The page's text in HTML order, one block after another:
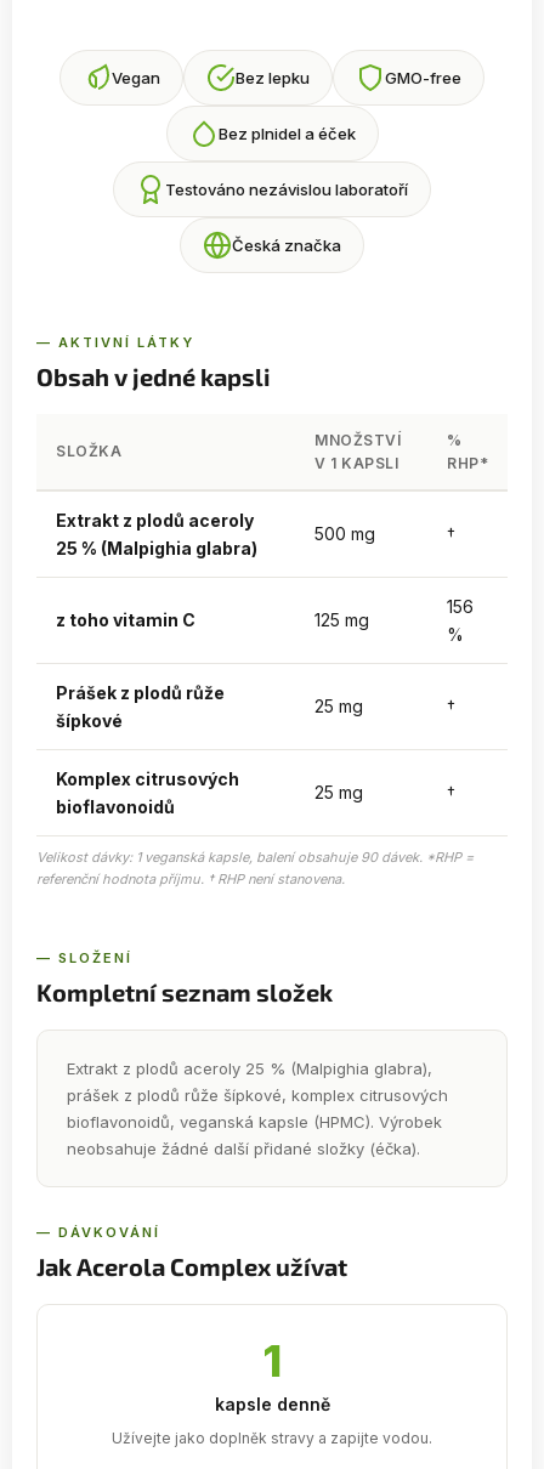
Vegan Bez lepku GMO-free
Bez plnidel a éček
Testováno nezávislou laboratoří
Česká značka
— AKTIVNÍ LÁTKY
Obsah v jedné kapsli
SLOŽKA
MNOŽSTVÍ
V 1 KAPSLI
%
RHP*
Extrakt z plodů aceroly
25 % (Malpighia glabra)
500 mg †
z toho vitamin C 125 mg
156
%
Prášek z plodů růže
šípkové
25 mg †
Komplex citrusových
bioflavonoidů
25 mg †
Velikost dávky: 1 veganská kapsle, balení obsahuje 90 dávek. *RHP =
referenční hodnota příjmu. † RHP není stanovena.
— SLOŽENÍ
Kompletní seznam složek
Extrakt z plodů aceroly 25 % (Malpighia glabra),
prášek z plodů růže šípkové, komplex citrusových
bioflavonoidů, veganská kapsle (HPMC). Výrobek
neobsahuje žádné další přidané složky (éčka).
— DÁVKOVÁNÍ
Jak Acerola Complex užívat
1
kapsle denně
Užívejte jako doplněk stravy a zapijte vodou.